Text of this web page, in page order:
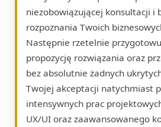
niezobowiązującej konsultacji i
rozpoznania Twoich
Następnie rzetelnie
propozycję rozwiązania oraz
bez absolutnie żadnych
Twojej akceptacji natychmiast
intensywnych prac
UX/UI oraz zaawansowanego